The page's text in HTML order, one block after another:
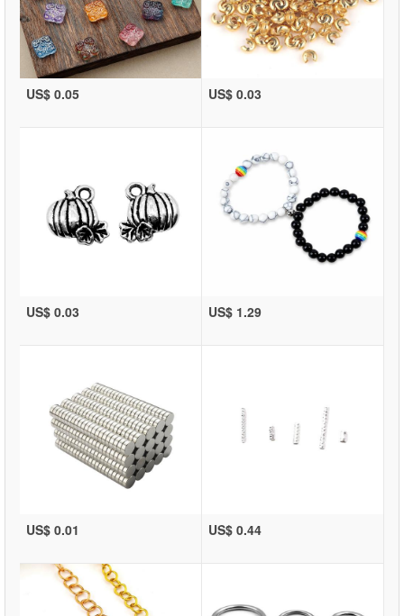
US$ 0.05 US$ 0.03
US$ 0.03 US$ 1.29
US$ 0.01 US$ 0.44